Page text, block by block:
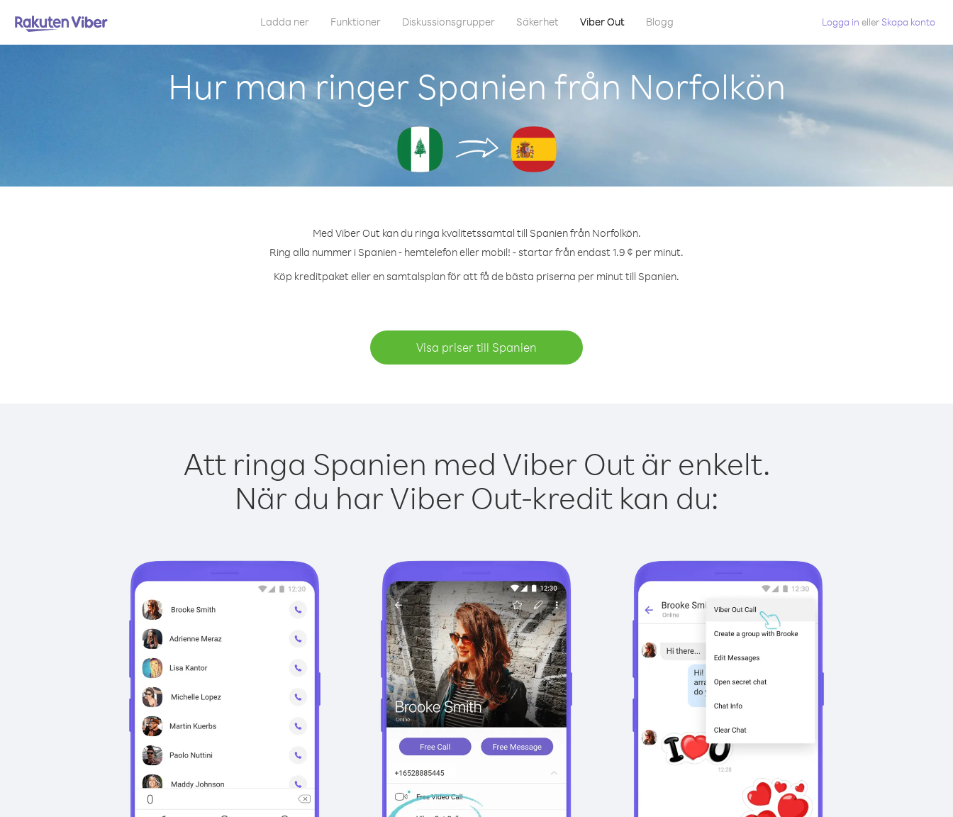
Ladda ner Funktioner Diskussionsgrupper Säkerhet Viber Out Blogg Logga in eller Skapa konto
Hur man ringer Spanien från Norfolkön
Med Viber Out kan du ringa kvalitetssamtal till Spanien från Norfolkön.
Ring alla nummer i Spanien - hemtelefon eller mobil! - startar från endast 1.9 ¢ per minut.
Köp kreditpaket eller en samtalsplan för att få de bästa priserna per minut till Spanien.
Visa priser till Spanien
Att ringa Spanien med Viber Out är enkelt.
När du har Viber Out-kredit kan du: